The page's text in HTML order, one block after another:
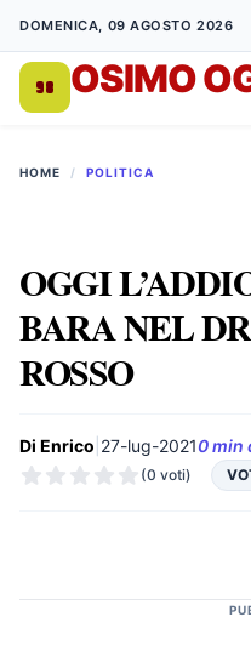
DOMENICA, 09 AGOSTO 2026
OSIMO
HOME / POLITICA
OGGI
BARA NEL
ROSSO
Di Enrico 27-lug-20210 min
(0 voti)